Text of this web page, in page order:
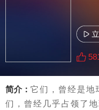
简介：它们，曾经是地
们，曾经几乎占领了